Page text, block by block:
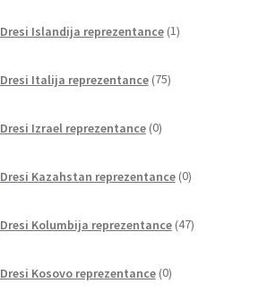
Dresi Islandija reprezentance 1izdelek
Dresi Italija reprezentance 75izdelkov
Dresi Izrael reprezentance 0izdelkov
Dresi Kazahstan reprezentance 0izdelkov
Dresi Kolumbija reprezentance 47izdelkov
Dresi Kosovo reprezentance 0izdelkov